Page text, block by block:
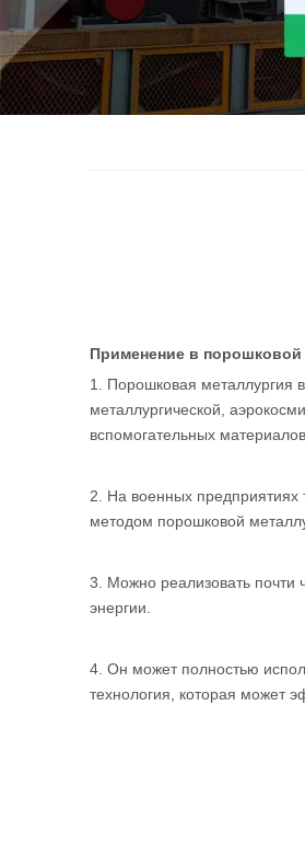
Применение в порошковой
1. Порошковая металлургия
металлургической,
вспомогательных
2. На военных предприятиях
методом порошковой
3. Можно реализовать почти
энергии.
4. Он может полностью
технология, которая может